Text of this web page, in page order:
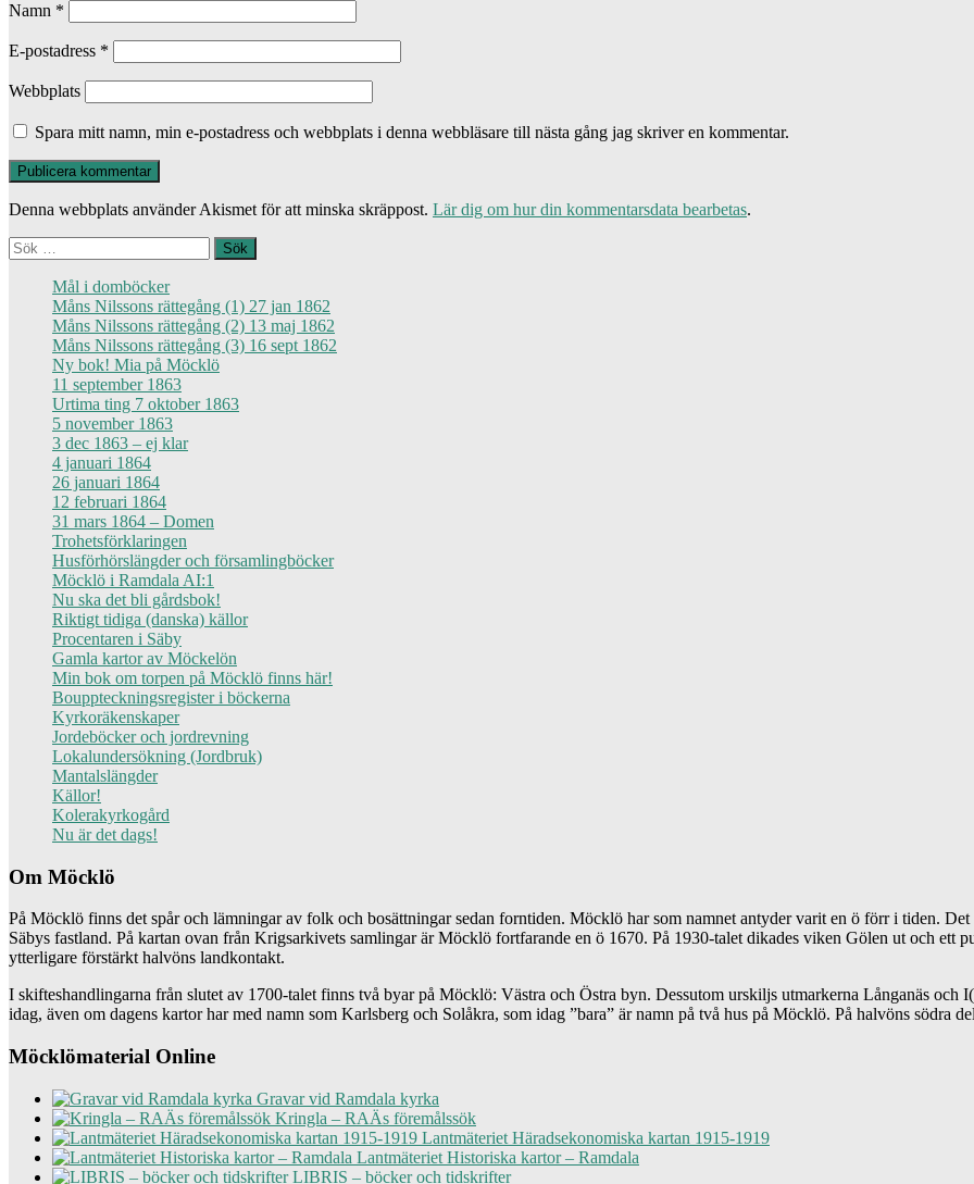
Namn *
E-postadress *
Webbplats
Spara mitt namn, min e-postadress och webbplats i denna webbläsare till nästa gång jag skriver en kommentar.
Denna webbplats använder Akismet för att minska skräppost. Lär dig om hur din kommentarsdata bearbetas.
Sök
efter:
Mål i domböcker
Måns Nilssons rättegång (1) 27 jan 1862
Måns Nilssons rättegång (2) 13 maj 1862
Måns Nilssons rättegång (3) 16 sept 1862
Ny bok! Mia på Möcklö
11 september 1863
Urtima ting 7 oktober 1863
5 november 1863
3 dec 1863 – ej klar
4 januari 1864
26 januari 1864
12 februari 1864
31 mars 1864 – Domen
Trohetsförklaringen
Husförhörslängder och församlingböcker
Möcklö i Ramdala AI:1
Nu ska det bli gårdsbok!
Riktigt tidiga (danska) källor
Procentaren i Säby
Gamla kartor av Möckelön
Min bok om torpen på Möcklö finns här!
Bouppteckningsregister i böckerna
Kyrkoräkenskaper
Jordeböcker och jordrevning
Lokalundersökning (Jordbruk)
Mantalslängder
Källor!
Kolerakyrkogård
Nu är det dags!
Om Möcklö
På Möcklö finns det spår och lämningar av folk och bosättningar sedan forntiden. Möcklö har som namnet antyder varit en ö förr i tiden.
Säbys fastland. På kartan ovan från Krigsarkivets samlingar är Möcklö fortfarande en ö 1670. På 1930-talet dikades viken Gölen ut och ett
ytterligare förstärkt halvöns landkontakt.
I skifteshandlingarna från slutet av 1700-talet finns två byar på Möcklö: Västra och Östra byn. Dessutom urskiljs utmarkerna Långanäs och
idag, även om dagens kartor har med namn som Karlsberg och Solåkra, som idag ”bara” är namn på två hus på Möcklö. På halvöns södra
Möcklömaterial Online
Gravar vid Ramdala kyrka
Kringla – RAÄs föremålssök
Lantmäteriet Häradsekonomiska kartan 1915-1919
Lantmäteriet Historiska kartor – Ramdala
LIBRIS – böcker och tidskrifter